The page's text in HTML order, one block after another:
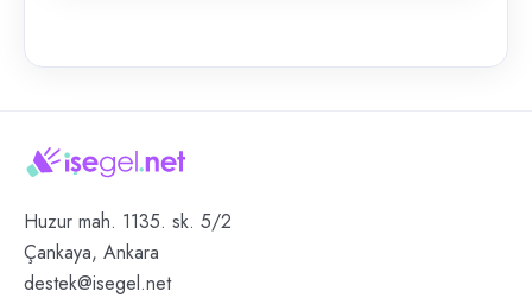
Huzur mah. 1135. sk. 5/2
Çankaya, Ankara
destek@isegel.net